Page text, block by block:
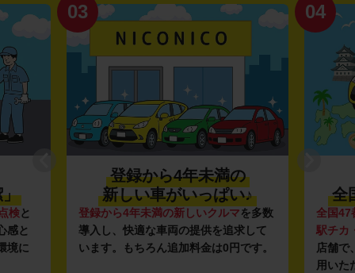
」
検と
感と
境に
03
登録から4年未満の
新しい車がいっぱい♪
登録から4年未満の新しいクルマを多数
導入し、快適な車両の提供を追求して
います。もちろん追加料金は0円です。
04
全
全国47
駅チカ
店舗で
用いた